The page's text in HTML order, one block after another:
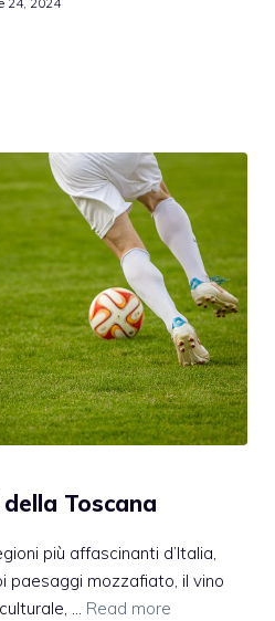
Toscana
più affascinanti d’Italia,
paesaggi mozzafiato, il vino
… Read more